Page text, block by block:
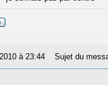
à 23:44 Sujet du